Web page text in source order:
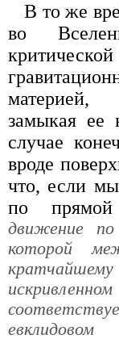
В то же
во
материей,
замыкая ее
случае
вроде
что, если
по
движение по
которой